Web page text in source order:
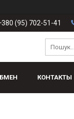
(95) 702-51-41
КОНТАКТЫ